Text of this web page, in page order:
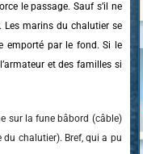
le passage. Sauf s’il ne
Les marins du chalutier se
emporté par le fond. Si le
et des familles si
sur la fune bâbord (câble)
chalutier). Bref, qui a pu